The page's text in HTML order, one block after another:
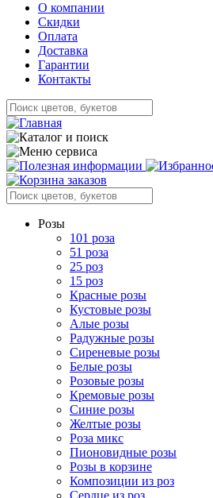
О компании
Скидки
Оплата
Доставка
Гарантии
Контакты
Розы
101 роза
51 роза
25 роз
15 роз
Красные розы
Кустовые розы
Алые розы
Радужные розы
Сиреневые розы
Белые розы
Розовые розы
Кремовые розы
Синие розы
Желтые розы
Роза микс
Пионовидные розы
Розы в корзине
Композиции из роз
Сердце из роз